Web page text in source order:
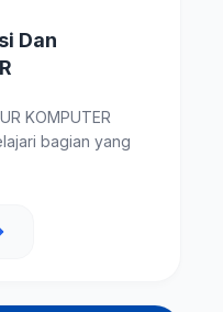
Dan
KOMPUTER
bagian yang